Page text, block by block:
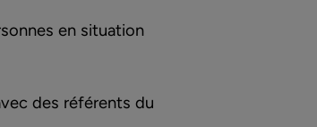
en situation
des référents du